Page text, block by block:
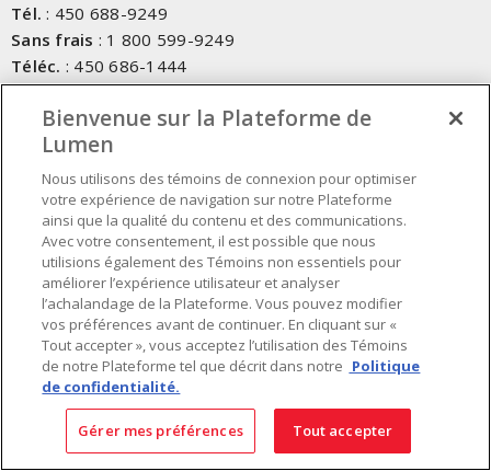
Tél. : 450 688-9249
Sans frais : 1 800 599-9249
Téléc. : 450 686-1444
Service d'urgence:1 800 363-0303 (Après les heures de
bureau - 17h00 et 7h00, Frais applicables)
INSCRIVEZ-VOUS À L'INFOLETTRE
Obtenez des informations à jour sur les offres de Lumen
Bienvenue sur la Plateforme de
Lumen
Nous utilisons des témoins de connexion pour optimiser
votre expérience de navigation sur notre Plateforme
ainsi que la qualité du contenu et des communications.
Avec votre consentement, il est possible que nous
utilisions également des Témoins non essentiels pour
améliorer l’expérience utilisateur et analyser
l’achalandage de la Plateforme. Vous pouvez modifier
vos préférences avant de continuer. En cliquant sur «
Tout accepter », vous acceptez l’utilisation des Témoins
de notre Plateforme tel que décrit dans notre Politique
de confidentialité.
Gérer mes préférences Tout accepter